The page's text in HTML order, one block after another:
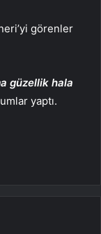
görenler
güzellik hala
yaptı.